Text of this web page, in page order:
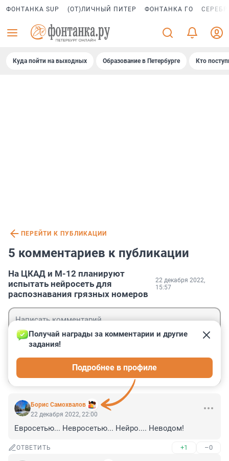
ФОНТАНКА SUP (ОТ)ЛИЧНЫЙ ПИТЕР ФОНТАНКА ГО
Куда пойти на выходных Образование в Петербурге Кто
ПЕРЕЙТИ К ПУБЛИКАЦИИ
5 комментариев к публикации
На ЦКАД и М-12 планируют
испытать нейросеть для
распознавания грязных номеров
22 декабря 2022,
15:57
Борис Самохвалов
Получай награды за комментарии и другие
задания!
Подробнее в профиле
22 декабря 2022, 22:00
Евросетью... Невросетью... Нейро.... Неводом!
ОТВЕТИТЬ +1 –0